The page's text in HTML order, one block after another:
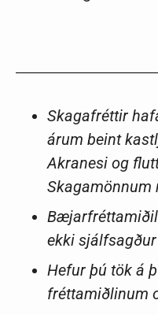
Skagafréttir
árum beint
Akranesi og
ekki
Hefur þú tök á
fréttamiðlinum